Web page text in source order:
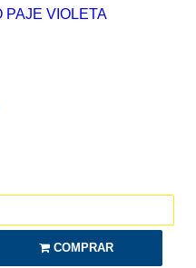
COMPRAR